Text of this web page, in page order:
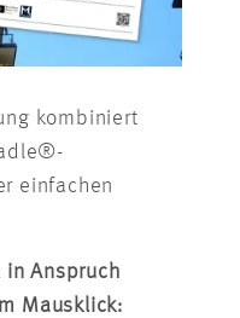
kombiniert
einfachen
in Anspruch
Mausklick: